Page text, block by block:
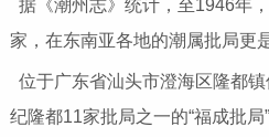
据《潮州志》统计，至1946年
家，在东南亚各地的潮属批局更
位于广东省汕头市澄海区隆都
纪隆都11家批局之一的“福成批局